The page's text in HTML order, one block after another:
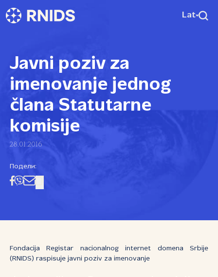
Lat
Javni poziv za
imenovanje jednog
člana Statutarne
komisije
28.01.2016
Подели:
Fondacija Registar nacionalnog internet domena Srbije
(RNIDS) raspisuje javni poziv za imenovanje